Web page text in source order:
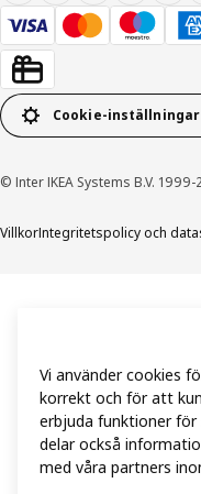
Cookie-inställningar
© Inter IKEA Systems B.V.
VillkorIntegritetspolicy och
Vi använder cookies
korrekt och för att
erbjuda funktioner för
delar också
med våra partners